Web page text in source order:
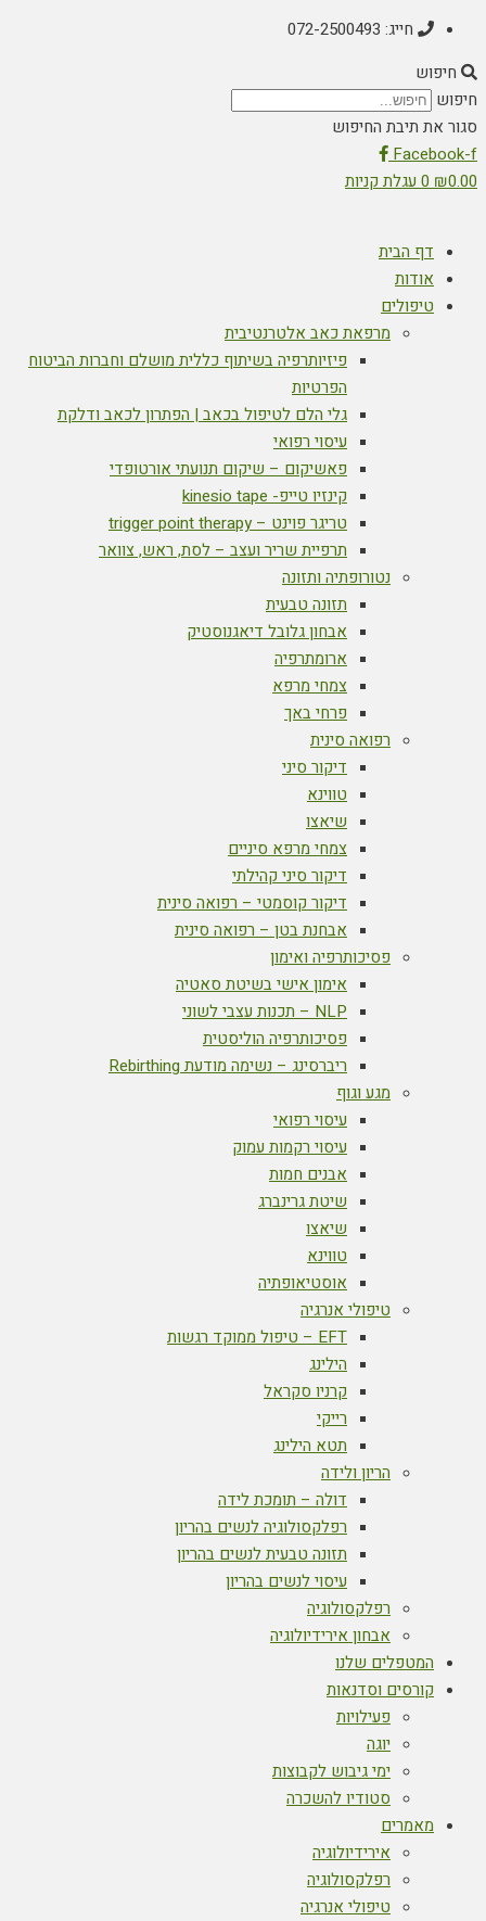
חייג: 072-2500493
חיפוש
חיפוש
סגור את תיבת החיפוש
Facebook-f
₪0.00
0 עגלת קניות
דף הבית
אודות
טיפולים
מרפאת כאב אלטרנטיבית
פיזיותרפיה בשיתוף כללית מושלם וחברות הביטוח
הפרטיות
גלי הלם לטיפול בכאב | הפתרון לכאב ודלקת
עיסוי רפואי
פאשיקום – שיקום תנועתי אורטופדי
קינזיו טייפ- kinesio tape
טריגר פוינט – trigger point therapy
תרפיית שריר ועצב – לסת, ראש, צוואר
נטורופתיה ותזונה
תזונה טבעית
אבחון גלובל דיאגנוסטיק
ארומתרפיה
צמחי מרפא
פרחי באך
רפואה סינית
דיקור סיני
טווינא
שיאצו
צמחי מרפא סיניים
דיקור סיני קהילתי
דיקור קוסמטי – רפואה סינית
אבחנת בטן – רפואה סינית
פסיכותרפיה ואימון
אימון אישי בשיטת סאטיה
NLP – תכנות עצבי לשוני
פסיכותרפיה הוליסטית
ריברסינג – נשימה מודעת Rebirthing
מגע וגוף
עיסוי רפואי
עיסוי רקמות עמוק
אבנים חמות
שיטת גרינברג
שיאצו
טווינא
אוסטיאופתיה
טיפולי אנרגיה
EFT – טיפול ממוקד רגשות
הילינג
קרניו סקראל
רייקי
תטא הילינג
הריון ולידה
דולה – תומכת לידה
רפלקסולוגיה לנשים בהריון
תזונה טבעית לנשים בהריון
עיסוי לנשים בהריון
רפלקסולוגיה
אבחון אירידיולוגיה
המטפלים שלנו
קורסים וסדנאות
פעילויות
יוגה
ימי גיבוש לקבוצות
סטודיו להשכרה
מאמרים
אירידיולוגיה
רפלקסולוגיה
טיפולי אנרגיה